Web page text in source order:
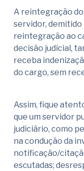
A reintegração
servidor, demitido
reintegração ao
decisão judicial,
receba
do cargo, sem
Assim, fique
que um servidor
judiciário, como
na condução da
notificação/
escutadas;